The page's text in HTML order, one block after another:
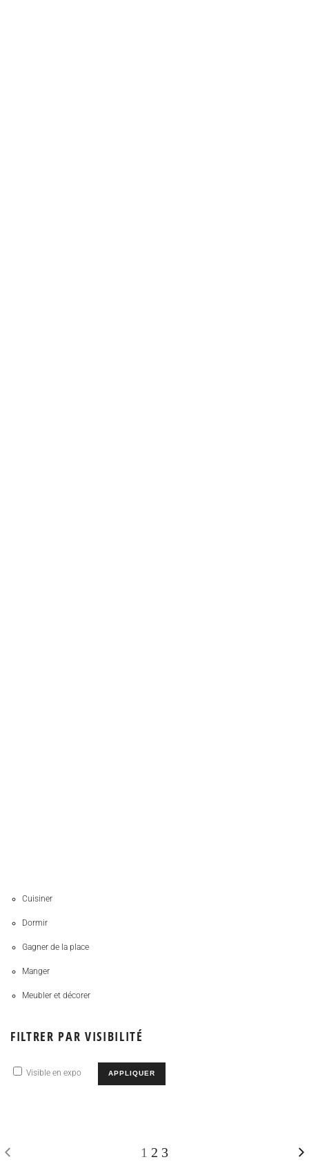
Cuisiner
Dormir
Gagner de la place
Manger
Meubler et décorer
FILTRER PAR VISIBILITÉ
Visible en expo APPLIQUER
1 2 3